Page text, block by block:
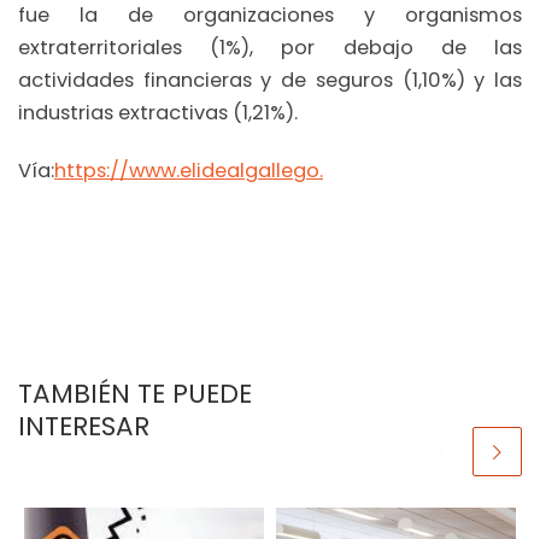
fue la de organizaciones y organismos
extraterritoriales (1%), por debajo de las
actividades financieras y de seguros (1,10%) y las
industrias extractivas (1,21%).
Vía:https://www.elidealgallego.
TAMBIÉN TE PUEDE
INTERESAR